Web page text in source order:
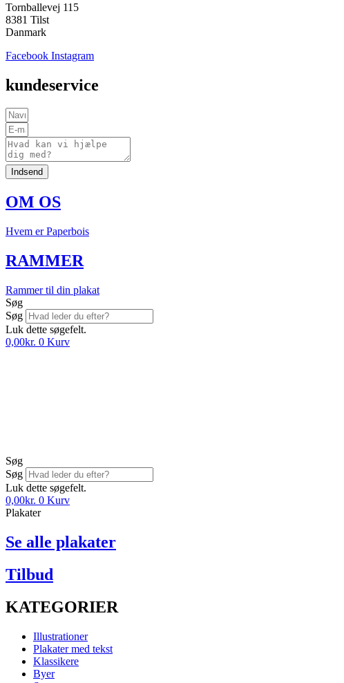
Tornballevej 115
8381 Tilst
Danmark
Facebook Instagram
kundeservice
Indsend
OM OS
Hvem er Paperbois
RAMMER
Rammer til din plakat
Søg
Søg
Luk dette søgefelt.
0,00kr. 0 Kurv
Søg
Søg
Luk dette søgefelt.
0,00kr. 0 Kurv
Plakater
Se alle plakater
Tilbud
KATEGORIER
Illustrationer
Plakater med tekst
Klassikere
Byer